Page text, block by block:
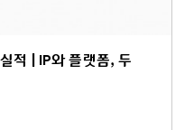
적 | IP와 플랫폼, 두